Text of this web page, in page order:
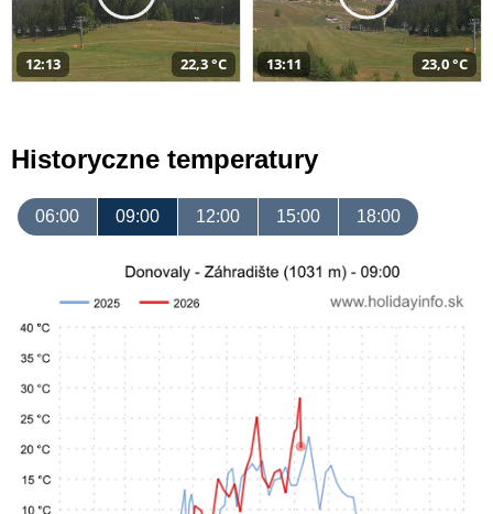
12:13 22,3 °C 13:11 23,0 °C
Historyczne temperatury
06:00 09:00 12:00 15:00 18:00